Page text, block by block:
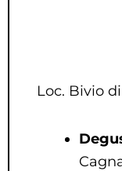
Loc. Bivio
D